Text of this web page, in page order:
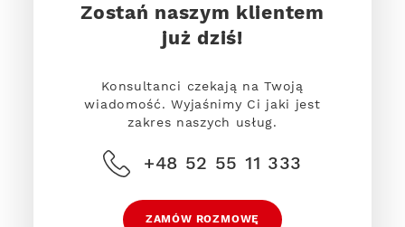
Zostań naszym klientem
już dziś!
Konsultanci czekają na Twoją
wiadomość. Wyjaśnimy Ci jaki jest
zakres naszych usług.
+48 52 55 11 333
ZAMÓW ROZMOWĘ